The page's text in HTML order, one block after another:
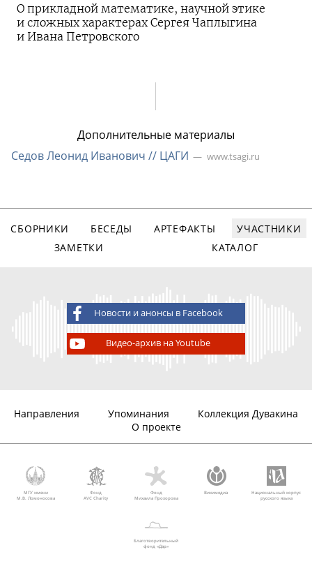
О прикладной математике, научной этике
и сложных характерах Сергея Чаплыгина
и Ивана Петровского
Дополнительные материалы
Седов Леонид Иванович // ЦАГИ
www.tsagi.ru
СБОРНИКИ БЕСЕДЫ АРТЕФАКТЫ
УЧАСТНИКИ
ЗАМЕТКИ
КАТАЛОГ
Новости и анонсы в Facebook
Видео-архив на Youtube
Направления Упоминания
Коллекция Дувакина
О проекте
МГУ имени
М.В. Ломоносова
Фонд
AVC Charity
Фонд
Михаила Прохорова
Викимедиа
Национальный корпус
русского языка
Благотворительный
фонд «Дар»